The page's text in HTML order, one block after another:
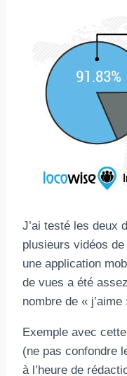
J’ai testé les deux
plusieurs vidéos
une application
de vues a été
nombre de «
Exemple avec
(ne pas confondre
à l’heure de